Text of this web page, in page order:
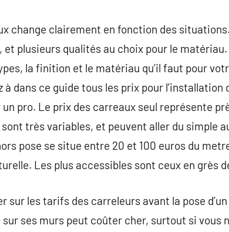
change clairement en fonction des
et plusieurs qualités au choix pour le
la finition et le matériau qu’il faut pour
dans ce guide tous les prix pour l’installation
pro. Le prix des carreaux seul représente
très variables, et peuvent aller du simple
pose se situe entre 20 et 100 euros du
Les plus accessibles sont ceux en grès
sur les tarifs des carreleurs avant la pose
ses murs peut coûter cher, surtout si vous